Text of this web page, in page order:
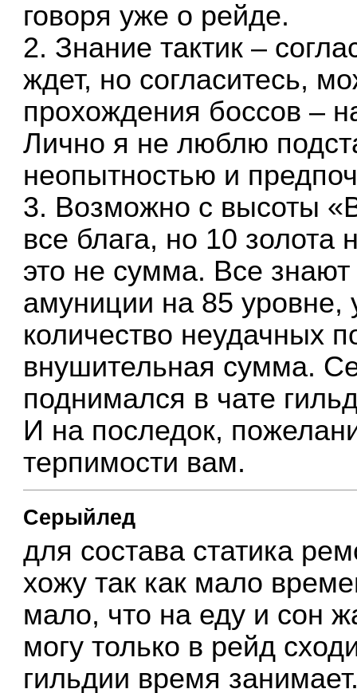
говоря уже о рейде.
2. Знание тактик –
ждет, но согласитесь,
прохождения боссов –
Лично я не люблю
неопытностью и
3. Возможно с высоты
все блага, но 10 золота
это не сумма. Все
амуниции на 85
количество неудачных
внушительная сумма.
поднимался в чате
И на последок,
терпимости вам.
Серыйлед
для состава статика
хожу так как мало
мало, что на еду и сон
могу только в рейд
гильдии время